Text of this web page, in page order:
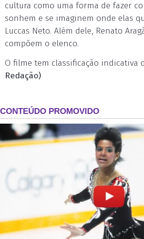
cultura como uma forma de fazer
sonhem e se imaginem onde elas
Luccas Neto. Além dele, Renato
compõem o elenco.
O filme tem classificação indicativa
Redação)